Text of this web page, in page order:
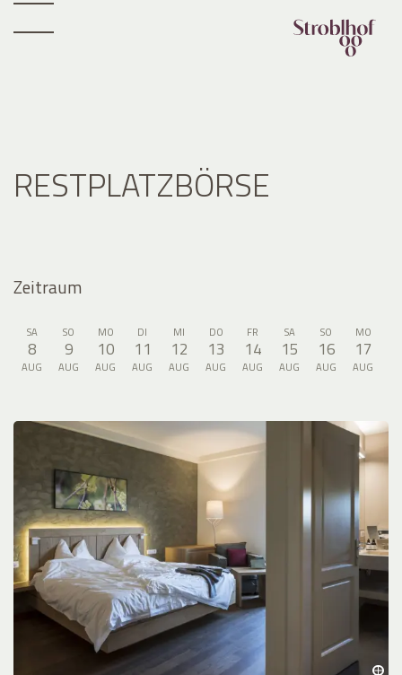
RESTPLATZBÖRSE
Zeitraum
SA
8
AUG
SO
9
AUG
MO
10
AUG
DI
11
AUG
MI
12
AUG
DO
13
AUG
FR
14
AUG
SA
15
AUG
SO
16
AUG
MO
17
AUG